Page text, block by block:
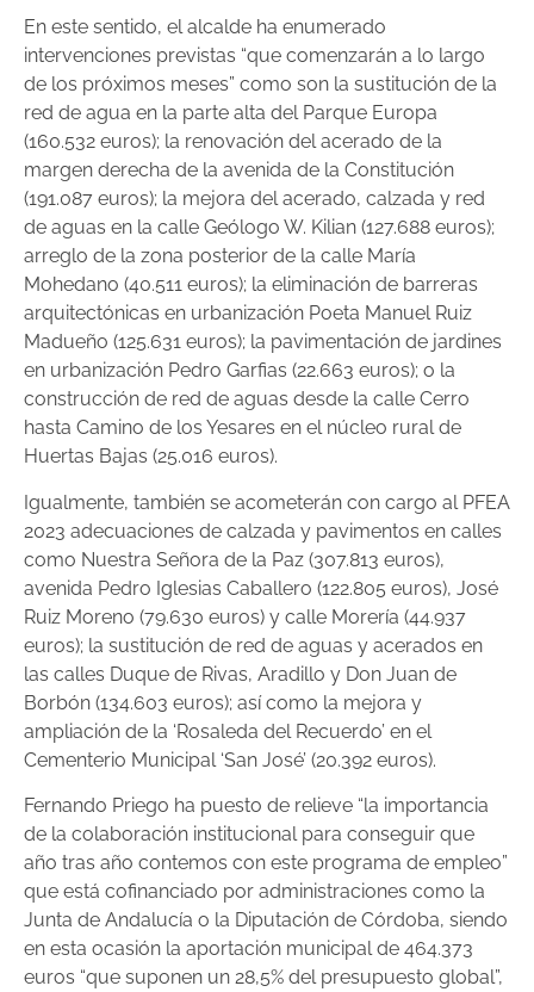
En este sentido, el alcalde ha enumerado
intervenciones previstas “que comenzarán a lo largo
de los próximos meses” como son la sustitución de la
red de agua en la parte alta del Parque Europa
(160.532 euros); la renovación del acerado de la
margen derecha de la avenida de la Constitución
(191.087 euros); la mejora del acerado, calzada y red
de aguas en la calle Geólogo W. Kilian (127.688 euros);
arreglo de la zona posterior de la calle María
Mohedano (40.511 euros); la eliminación de barreras
arquitectónicas en urbanización Poeta Manuel Ruiz
Madueño (125.631 euros); la pavimentación de jardines
en urbanización Pedro Garfias (22.663 euros); o la
construcción de red de aguas desde la calle Cerro
hasta Camino de los Yesares en el núcleo rural de
Huertas Bajas (25.016 euros).
Igualmente, también se acometerán con cargo al PFEA
2023 adecuaciones de calzada y pavimentos en calles
como Nuestra Señora de la Paz (307.813 euros),
avenida Pedro Iglesias Caballero (122.805 euros), José
Ruiz Moreno (79.630 euros) y calle Morería (44.937
euros); la sustitución de red de aguas y acerados en
las calles Duque de Rivas, Aradillo y Don Juan de
Borbón (134.603 euros); así como la mejora y
ampliación de la ‘Rosaleda del Recuerdo’ en el
Cementerio Municipal ‘San José’ (20.392 euros).
Fernando Priego ha puesto de relieve “la importancia
de la colaboración institucional para conseguir que
año tras año contemos con este programa de empleo”
que está cofinanciado por administraciones como la
Junta de Andalucía o la Diputación de Córdoba, siendo
en esta ocasión la aportación municipal de 464.373
euros “que suponen un 28,5% del presupuesto global”,